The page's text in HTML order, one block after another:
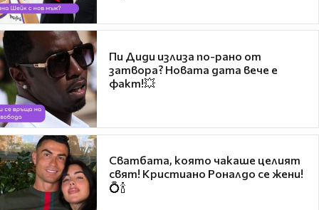
Пи Диди излиза по-рано от
затвора? Новата дата вече е
факт!💥
Сватбата, която чакаше целият
свят! Кристиано Роналдо се жени!
💍🍾